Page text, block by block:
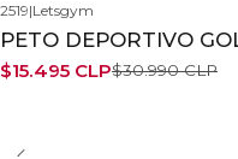
-50%
2519|Letsgym
PETO DEPORTIVO
$15.495 CLP$30.990 CLP